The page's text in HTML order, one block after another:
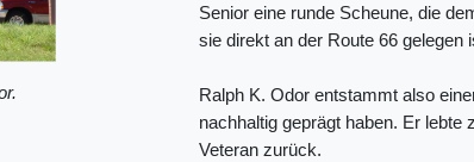
Senior eine runde Scheune, die
sie direkt an der Route 66 gelegen
Ralph K. Odor entstammt also
nachhaltig geprägt haben. Er
Veteran zurück.